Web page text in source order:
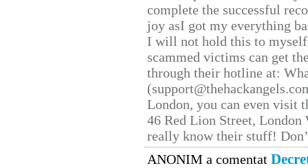
complete the successful
joy asI got my everything
I will not hold this to
scammed victims can get
through their hotline at:
London, you can even visit
46 Red Lion Street, London
really know their stuff!
ANONIM a comentat